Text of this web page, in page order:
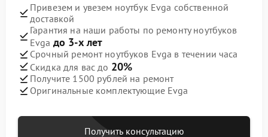
Привезем и увезем ноутбук Evga собственной
доставкой
Гарантия на наши работы по ремонту ноутбуков
Evga до 3-х лет
Срочный ремонт ноутбуков Evga в течении часа
Скидка для вас до 20%
Получите 1500 рублей на ремонт
Оригинальные комплектующие Evga
Получить консультацию